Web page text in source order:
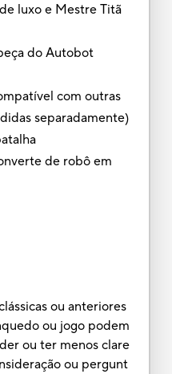
luxo e Mestre Titã
do Autobot
com outras
separadamente)
de robô em
ou anteriores
ou jogo podem
ou ter menos clare
ou pergunt